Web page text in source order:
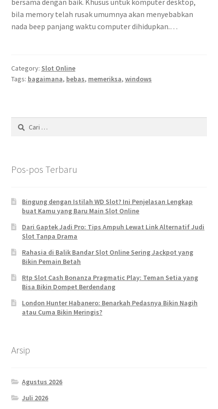
bersama dengan baik. Khusus untuk komputer desktop,
bila memory telah rusak umumnya akan menyebabkan
nada beep panjang waktu computer dihidupkan.…
Category: Slot Online
Tags: bagaimana, bebas, memeriksa, windows
Cari
untuk:
Pos-pos Terbaru
Bingung dengan Istilah WD Slot? Ini Penjelasan Lengkap
buat Kamu yang Baru Main Slot Online
Dari Gaptek Jadi Pro: Tips Ampuh Lewat Link Alternatif Judi
Slot Tanpa Drama
Rahasia di Balik Bandar Slot Online Sering Jackpot yang
Bikin Pemain Betah
Rtp Slot Cash Bonanza Pragmatic Play: Teman Setia yang
Bisa Bikin Dompet Berdendang
London Hunter Habanero: Benarkah Pedasnya Bikin Nagih
atau Cuma Bikin Meringis?
Arsip
Agustus 2026
Juli 2026